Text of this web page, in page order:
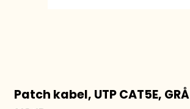
Patch kabel, UTP CAT5E, GRÅ